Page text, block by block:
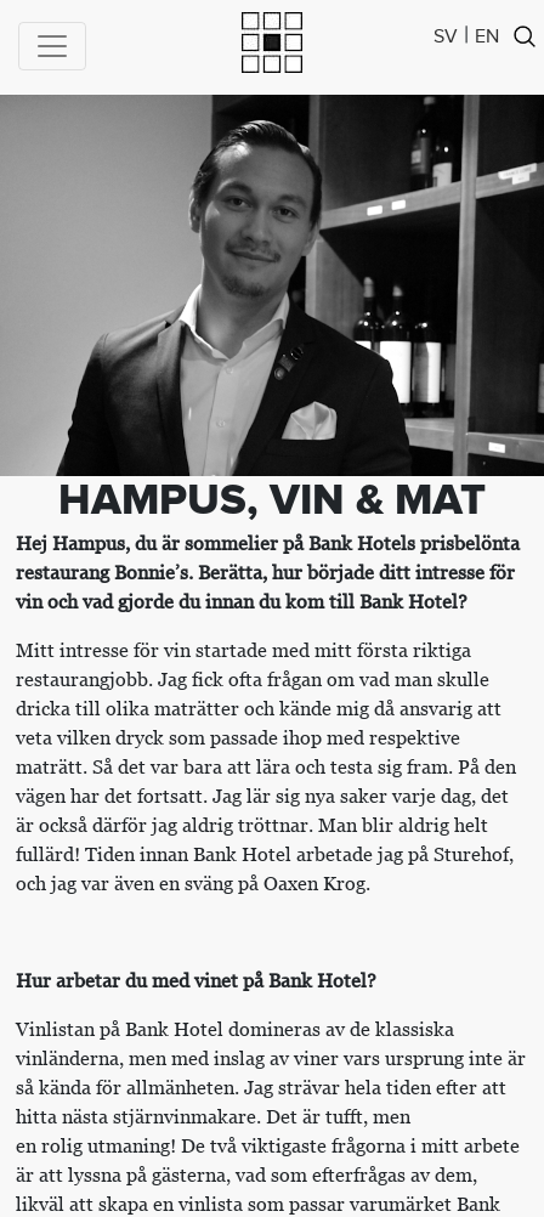
SV | EN
HAMPUS, VIN & MAT
Hej Hampus, du är sommelier på Bank Hotels prisbelönta
restaurang Bonnie’s. Berätta, hur började ditt intresse för
vin och vad gjorde du innan du kom till Bank Hotel?
Mitt intresse för vin startade med mitt första riktiga
restaurangjobb. Jag fick ofta frågan om vad man skulle
dricka till olika maträtter och kände mig då ansvarig att
veta vilken dryck som passade ihop med respektive
maträtt. Så det var bara att lära och testa sig fram. På den
vägen har det fortsatt. Jag lär sig nya saker varje dag, det
är också därför jag aldrig tröttnar. Man blir aldrig helt
fullärd! Tiden innan Bank Hotel arbetade jag på Sturehof,
och jag var även en sväng på Oaxen Krog.
Hur arbetar du med vinet på Bank Hotel?
Vinlistan på Bank Hotel domineras av de klassiska
vinländerna, men med inslag av viner vars ursprung inte är
så kända för allmänheten. Jag strävar hela tiden efter att
hitta nästa stjärnvinmakare. Det är tufft, men
en rolig utmaning! De två viktigaste frågorna i mitt arbete
är att lyssna på gästerna, vad som efterfrågas av dem,
likväl att skapa en vinlista som passar varumärket Bank